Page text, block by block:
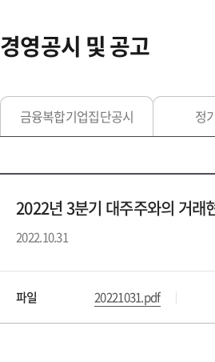
으
로
동
경영공시 및 공고
금융복합기업집단공시 정
2022년 3분기 대주주와의 거래
2022.10.31
파일 20221031.pdf